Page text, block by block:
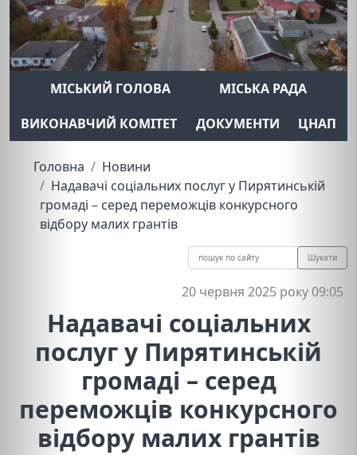
МІСЬКИЙ ГОЛОВА
МІСЬКА РАДА
ВИКОНАВЧИЙ КОМІТЕТ
ДОКУМЕНТИ ЦНАП
Головна
Новини
Надавачі соціальних послуг у Пирятинській
громаді – серед переможців конкурсного
відбору малих грантів
Шукати
20 червня 2025 року 09:05
Надавачі соціальних
послуг у Пирятинській
громаді – серед
переможців конкурсного
відбору малих грантів